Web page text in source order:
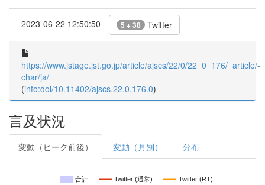
2023-06-22 12:50:50 5 + 38 Twitter
https://www.jstage.jst.go.jp/article/ajscs/22/0/22_0_176/_article/-
char/ja/
(info:doi/10.11402/ajscs.22.0.176.0)
言及状況
変動（ピーク前後） 変動（月別） 分布
合計 Twitter (通常) Twitter (RT)